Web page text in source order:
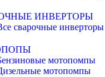
ИНВЕРТОРЫ
сварочные инверторы
мотопомпы
мотопомпы